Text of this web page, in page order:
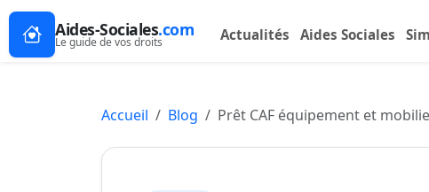
Aides-Sociales.com
Le guide de vos droits Actualités Aides Sociales
Accueil Blog Prêt CAF équipement et